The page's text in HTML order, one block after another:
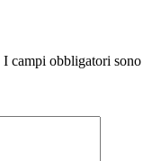
I campi obbligatori sono